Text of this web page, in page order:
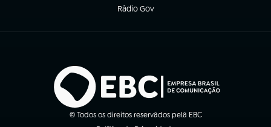
Rádio Gov
(abre em nova aba)
© Todos os direitos reservados pela EBC